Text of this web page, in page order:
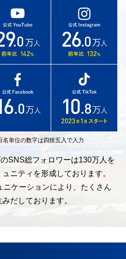
単位の数字は四捨五入で入力
SNS総フォロワーは130万人を
ニティを形成しております。
ケーションにより、たくさん
だしております。